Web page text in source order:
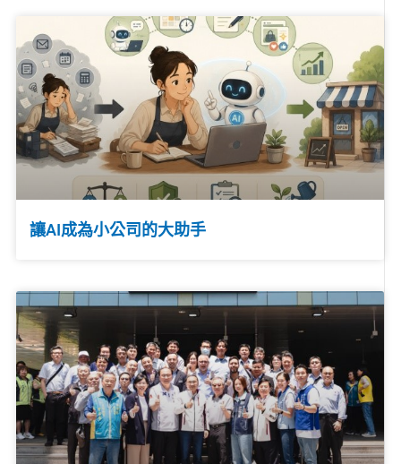
讓AI成為小公司的大助手